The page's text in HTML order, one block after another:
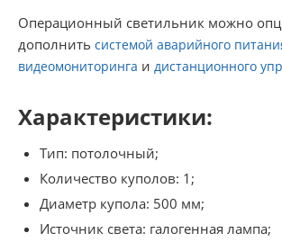
Операционный светильник можно
дополнить системой аварийного
видеомониторинга и дистанционного
Характеристики:
Тип: потолочный;
Количество куполов: 1;
Диаметр купола: 500 мм;
Источник света: галогенная лампа;